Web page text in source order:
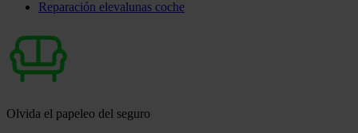
Reparación elevalunas coche
Olvida el papeleo del seguro